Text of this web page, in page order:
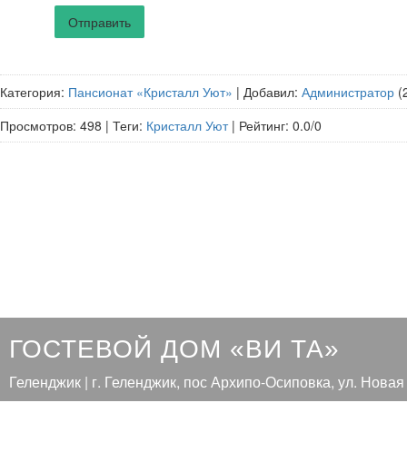
Отправить
Категория: Пансионат «Кристалл Уют» | Добавил: Администратор
Просмотров: 498 | Теги: Кристалл Уют | Рейтинг: 0.0/0
ГОСТЕВОЙ ДОМ «ВИ ТА»
Геленджик | г. Геленджик, пос Архипо-Осиповка, ул.